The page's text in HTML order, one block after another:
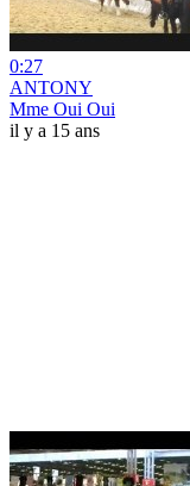
0:27
ANTONY
Mme Oui Oui
il y a 15 ans